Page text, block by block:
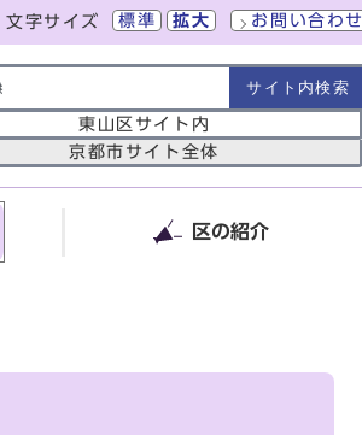
文字サイズ 標準 拡大 お問い合わせ
の範囲 東山区サイト内
京都市サイト全体
区の紹介